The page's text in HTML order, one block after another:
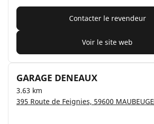
Contacter le revendeur
Voir le site web
GARAGE DENEAUX
3.63 km
395 Route de Feignies, 59600 MAUBEUGE